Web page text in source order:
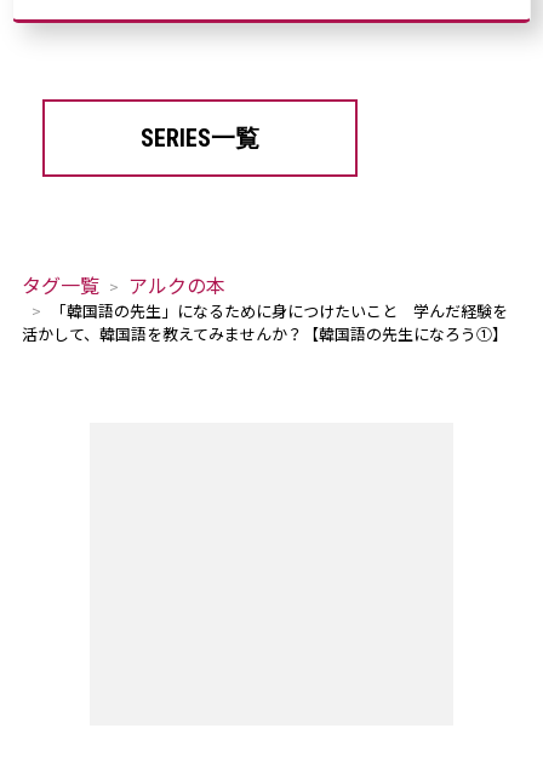
SERIES一覧
タグ一覧 アルクの本
「韓国語の先生」になるために身につけたいこと 学んだ経験を
活かして、韓国語を教えてみませんか？【韓国語の先生になろう①】